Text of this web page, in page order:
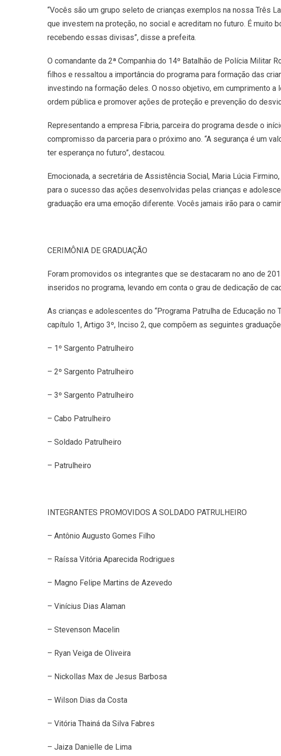
“Vocês são um grupo seleto de crianças exemplos na nossa Três
que investem na proteção, no social e acreditam no futuro. É
recebendo essas divisas”, disse a prefeita.
O comandante da 2ª Companhia do 14º Batalhão de Polícia Militar
filhos e ressaltou a importância do programa para formação das
investindo na formação deles. O nosso objetivo, em cumprimento
ordem pública e promover ações de proteção e prevenção do
Representando a empresa Fibria, parceira do programa desde o
compromisso da parceria para o próximo ano. “A segurança é um
ter esperança no futuro”, destacou.
Emocionada, a secretária de Assistência Social, Maria Lúcia
para o sucesso das ações desenvolvidas pelas crianças e
graduação era uma emoção diferente. Vocês jamais irão para o
CERIMÔNIA DE GRADUAÇÃO
Foram promovidos os integrantes que se destacaram no ano de
inseridos no programa, levando em conta o grau de dedicação de
As crianças e adolescentes do “Programa Patrulha de Educação
capítulo 1, Artigo 3º, Inciso 2, que compõem as seguintes
– 1º Sargento Patrulheiro
– 2º Sargento Patrulheiro
– 3º Sargento Patrulheiro
– Cabo Patrulheiro
– Soldado Patrulheiro
– Patrulheiro
INTEGRANTES PROMOVIDOS A SOLDADO PATRULHEIRO
– Antônio Augusto Gomes Filho
– Raíssa Vitória Aparecida Rodrigues
– Magno Felipe Martins de Azevedo
– Vinícius Dias Alaman
– Stevenson Macelin
– Ryan Veiga de Oliveira
– Nickollas Max de Jesus Barbosa
– Wilson Dias da Costa
– Vitória Thainá da Silva Fabres
– Jaiza Danielle de Lima